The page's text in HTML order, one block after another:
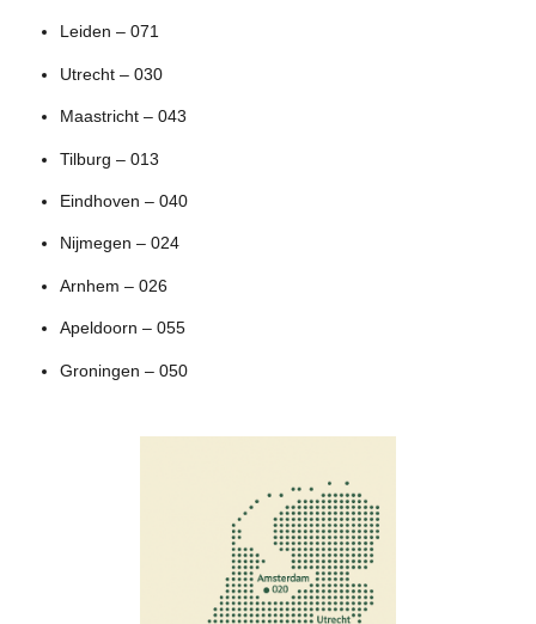
Leiden – 071
Utrecht – 030
Maastricht – 043
Tilburg – 013
Eindhoven – 040
Nijmegen – 024
Arnhem – 026
Apeldoorn – 055
Groningen – 050